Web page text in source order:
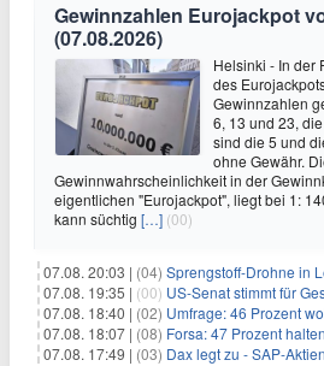
Gewinnzahlen Eurojackpot
(07.08.2026)
Helsinki - In der
des
Gewinnzahlen
6, 13 und 23,
sind die 5 und
ohne Gewähr.
Gewinnwahrscheinlichkeit in der
eigentlichen "Eurojackpot", liegt bei 1:
kann süchtig […] (00)
07.08. 20:03 | (04) Sprengstoff-Drohne in
07.08. 19:35 | (00) US-Senat stimmt für
07.08. 18:40 | (02) Umfrage: 46 Prozent wollen
07.08. 18:07 | (08) Forsa: 47 Prozent halten Merkel
07.08. 17:49 | (03) Dax legt zu - SAP-